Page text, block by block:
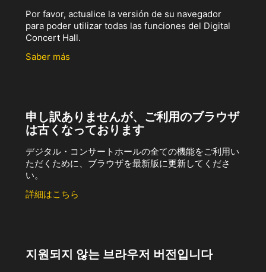
Por favor, actualice la versión de su navegador
para poder utilizar todas las funciones del Digital
Concert Hall.
Saber más
申し訳ありませんが、ご利用のブラウザ
は古くなっております
デジタル・コンサートホールの全ての機能をご利用い
ただくために、ブラウザを最新版に更新してくださ
い。
詳細はこちら
지원되지 않는 브라우저 버전입니다